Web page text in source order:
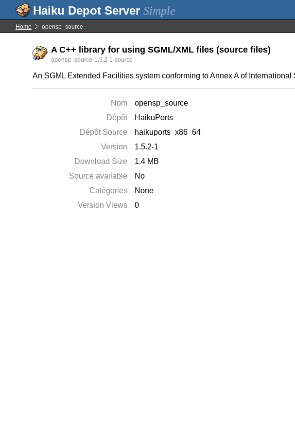
Simple
Home opensp_source
A C++ library for using SGML/XML files (source files)
opensp_source-1.5.2-1-source
An SGML Extended Facilities system conforming to Annex A of
Nom
opensp_source
Dépôt
HaikuPorts
Dépôt Source
haikuports_x86_64
Version
1.5.2-1
Download Size
1.4 MB
Source available
No
Catégories
None
Version Views
0